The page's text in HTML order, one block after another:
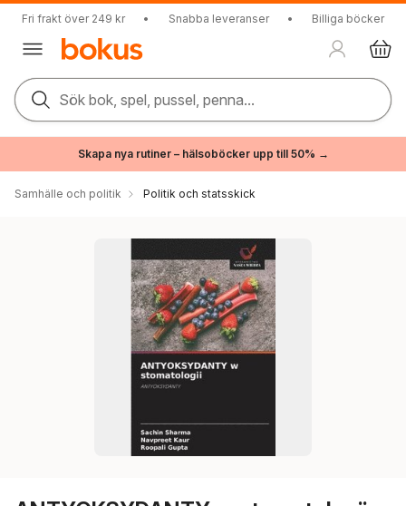
Fri frakt över 249 kr • Snabba leveranser • Billiga böcker
Sök bok, spel, pussel, penna...
Skapa nya rutiner – hälsoböcker upp till 50% →
Samhälle och politik Politik och statsskick